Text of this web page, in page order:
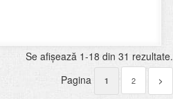
Se afişează 1-18 din 31 rezultate.
Pagina
1 2 >